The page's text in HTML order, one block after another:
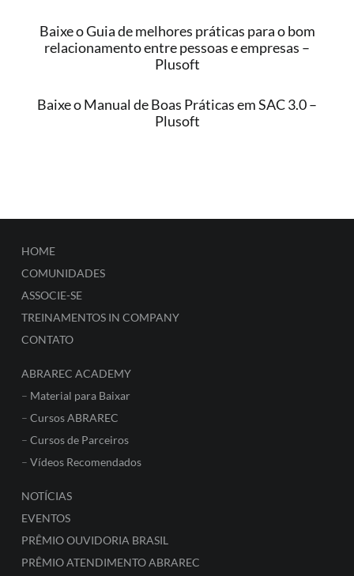
Baixe o Guia de melhores práticas para o bom
relacionamento entre pessoas e empresas –
Plusoft
Baixe o Manual de Boas Práticas em SAC 3.0 –
Plusoft
HOME
COMUNIDADES
ASSOCIE-SE
TREINAMENTOS IN COMPANY
CONTATO
ABRAREC ACADEMY
– Material para Baixar
– Cursos ABRAREC
– Cursos de Parceiros
– Vídeos Recomendados
NOTÍCIAS
EVENTOS
PRÊMIO OUVIDORIA BRASIL
PRÊMIO ATENDIMENTO ABRAREC